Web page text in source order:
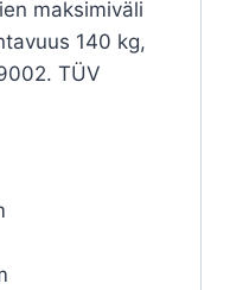
maksimiväli
140 kg,
TÜV